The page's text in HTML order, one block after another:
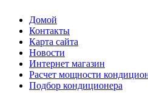
Домой
Контакты
Карта сайта
Новости
Интернет магазин
Расчет мощности
Подбор кондиционера